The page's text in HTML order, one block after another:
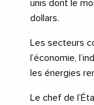
unis dont le
dollars.
Les secteurs
l’économie,
les énergies
Le chef de